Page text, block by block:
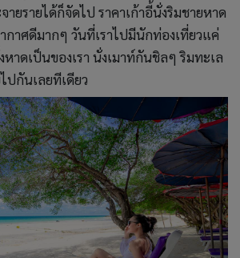
ยรายได้ก็จัดไป ราคาเก้าอี้นั่งริมชายหาด
กาศดีมากๆ วันที่เราไปมีนักท่องเที่ยวแค่
าดเป็นของเรา นั่งเมาท์กันชิลๆ ริมทะเล
ปกันเลยทีเดียว